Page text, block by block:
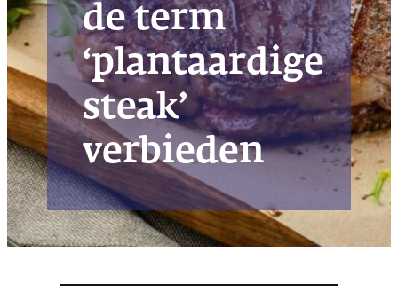
de term
‘plantaardige
steak’
verbieden